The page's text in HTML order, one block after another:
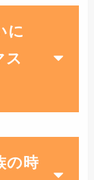
に
ス
の時